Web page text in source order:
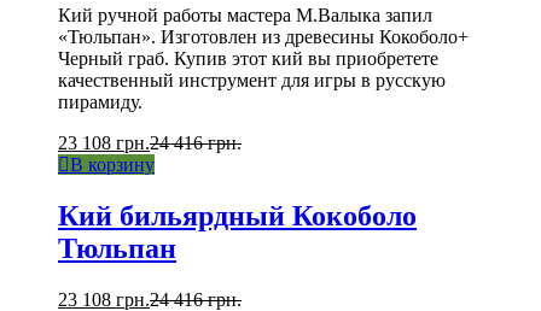
Кий ручной работы мастера М.Валыка запил
«Тюльпан». Изготовлен из древесины Кокоболо+
Черный граб. Купив этот кий вы приобретете
качественный инструмент для игры в русскую
пирамиду.
23 108 грн.24 416грн.
В корзину
Кий бильярдный Кокоболо
Тюльпан
23 108 грн.24 416грн.